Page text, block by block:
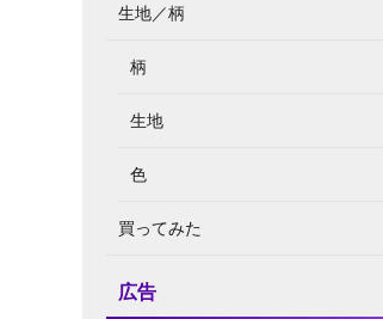
生地／柄
柄
生地
色
買ってみた
広告